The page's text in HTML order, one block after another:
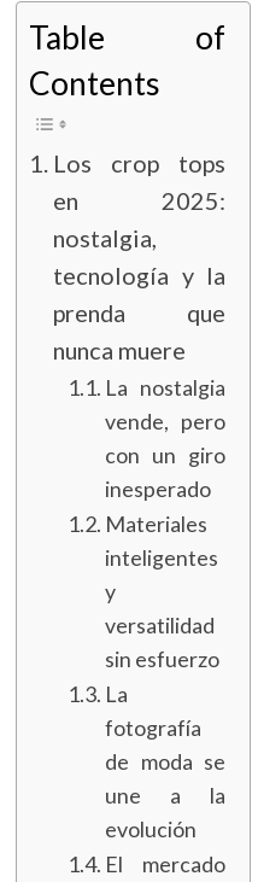
Table of
Contents
Los crop tops
en 2025:
nostalgia,
tecnología y la
prenda que
nunca muere
La nostalgia
vende, pero
con un giro
inesperado
Materiales
inteligentes
y
versatilidad
sin esfuerzo
La
fotografía
de moda se
une a la
evolución
El mercado